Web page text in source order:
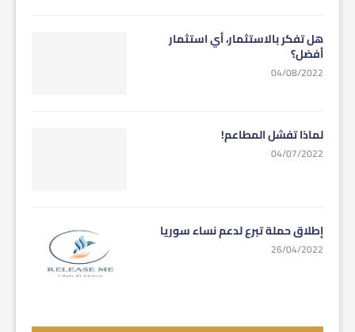
هل تفكر بالاستثمار، أي استثمار
أفضل؟
04/08/2022
لماذا تفشل المطاعم!
04/07/2022
إطلاق حملة تبرع لدعم نساء سوريا
26/04/2022